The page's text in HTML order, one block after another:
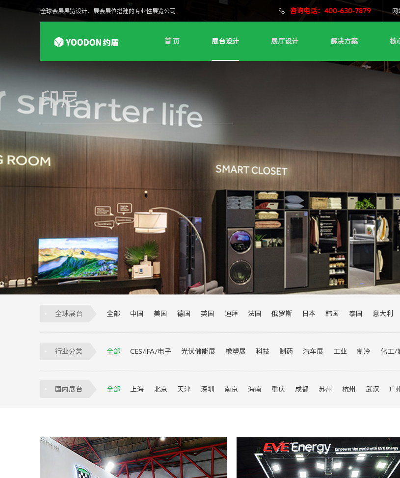
全球会展展览设计、展会展位搭建的专业性展览公司 咨询电话：400-630-7879 网
首 页 展台设计 展厅设计 解决方案 核
印尼 ·
全球展台 全部 中国 美国 德国 英国 迪拜 法国 俄罗斯 日本 韩国 泰国 意大利
阿根廷 比利时 匈牙利 埃及 伊朗 菲律宾
行业分类 全部 CES/IFA/电子 光伏储能展 橡塑展 科技 制药 汽车展 工业 制冷 化工/
国内展台 全部 上海 北京 天津 深圳 南京 海南 重庆 成都 苏州 杭州 武汉 广